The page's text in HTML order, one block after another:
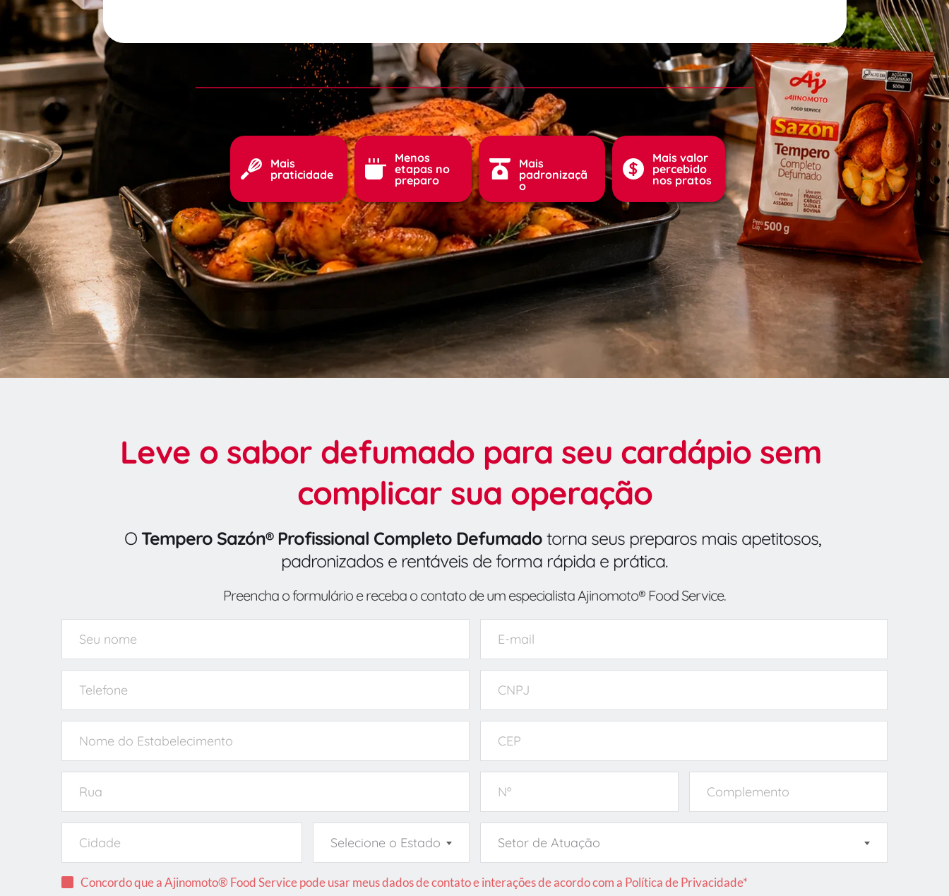
Mais
praticidade
Menos
etapas no
preparo
Mais
padronizaçã
o
Mais valor
percebido
nos pratos
Leve o sabor defumado para seu cardápio sem
complicar sua operação
O Tempero Sazón® Profissional Completo Defumado torna seus preparos mais apetitosos,
padronizados e rentáveis de forma rápida e prática.
Preencha o formulário e receba o contato de um especialista Ajinomoto® Food Service.
Selecione o Estado Setor de Atuação
Concordo que a Ajinomoto® Food Service pode usar meus dados de contato e interações de acordo com a Política de Privacidade*